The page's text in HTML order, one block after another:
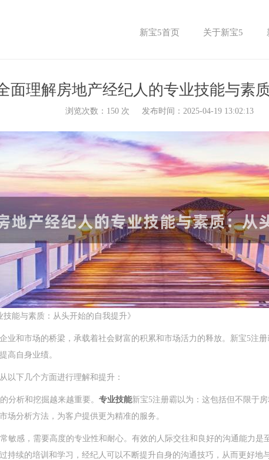
新宝5首页 关于新宝5
面理解房地产经纪人的专业技能与素
浏览次数： 150 次 发布时间：2025-04-19 13:02:13
能与素质：从头开始的自我提升》
业和市场的桥梁，承载着社会财富的积累和市场活力的释放。新宝5
高自身业绩。
以下几个方面进行理解和提升：
分析和挖掘越来越重要。 专业技能新宝5注册霸以为：这包括但不限于
场分析方法，为客户提供更为精准的服务。
感，需要高度的专业性和耐心。有效的人际交往和良好的沟通能力是
持续的培训和学习，经纪人可以不断提升自身的沟通技巧，从而更好地